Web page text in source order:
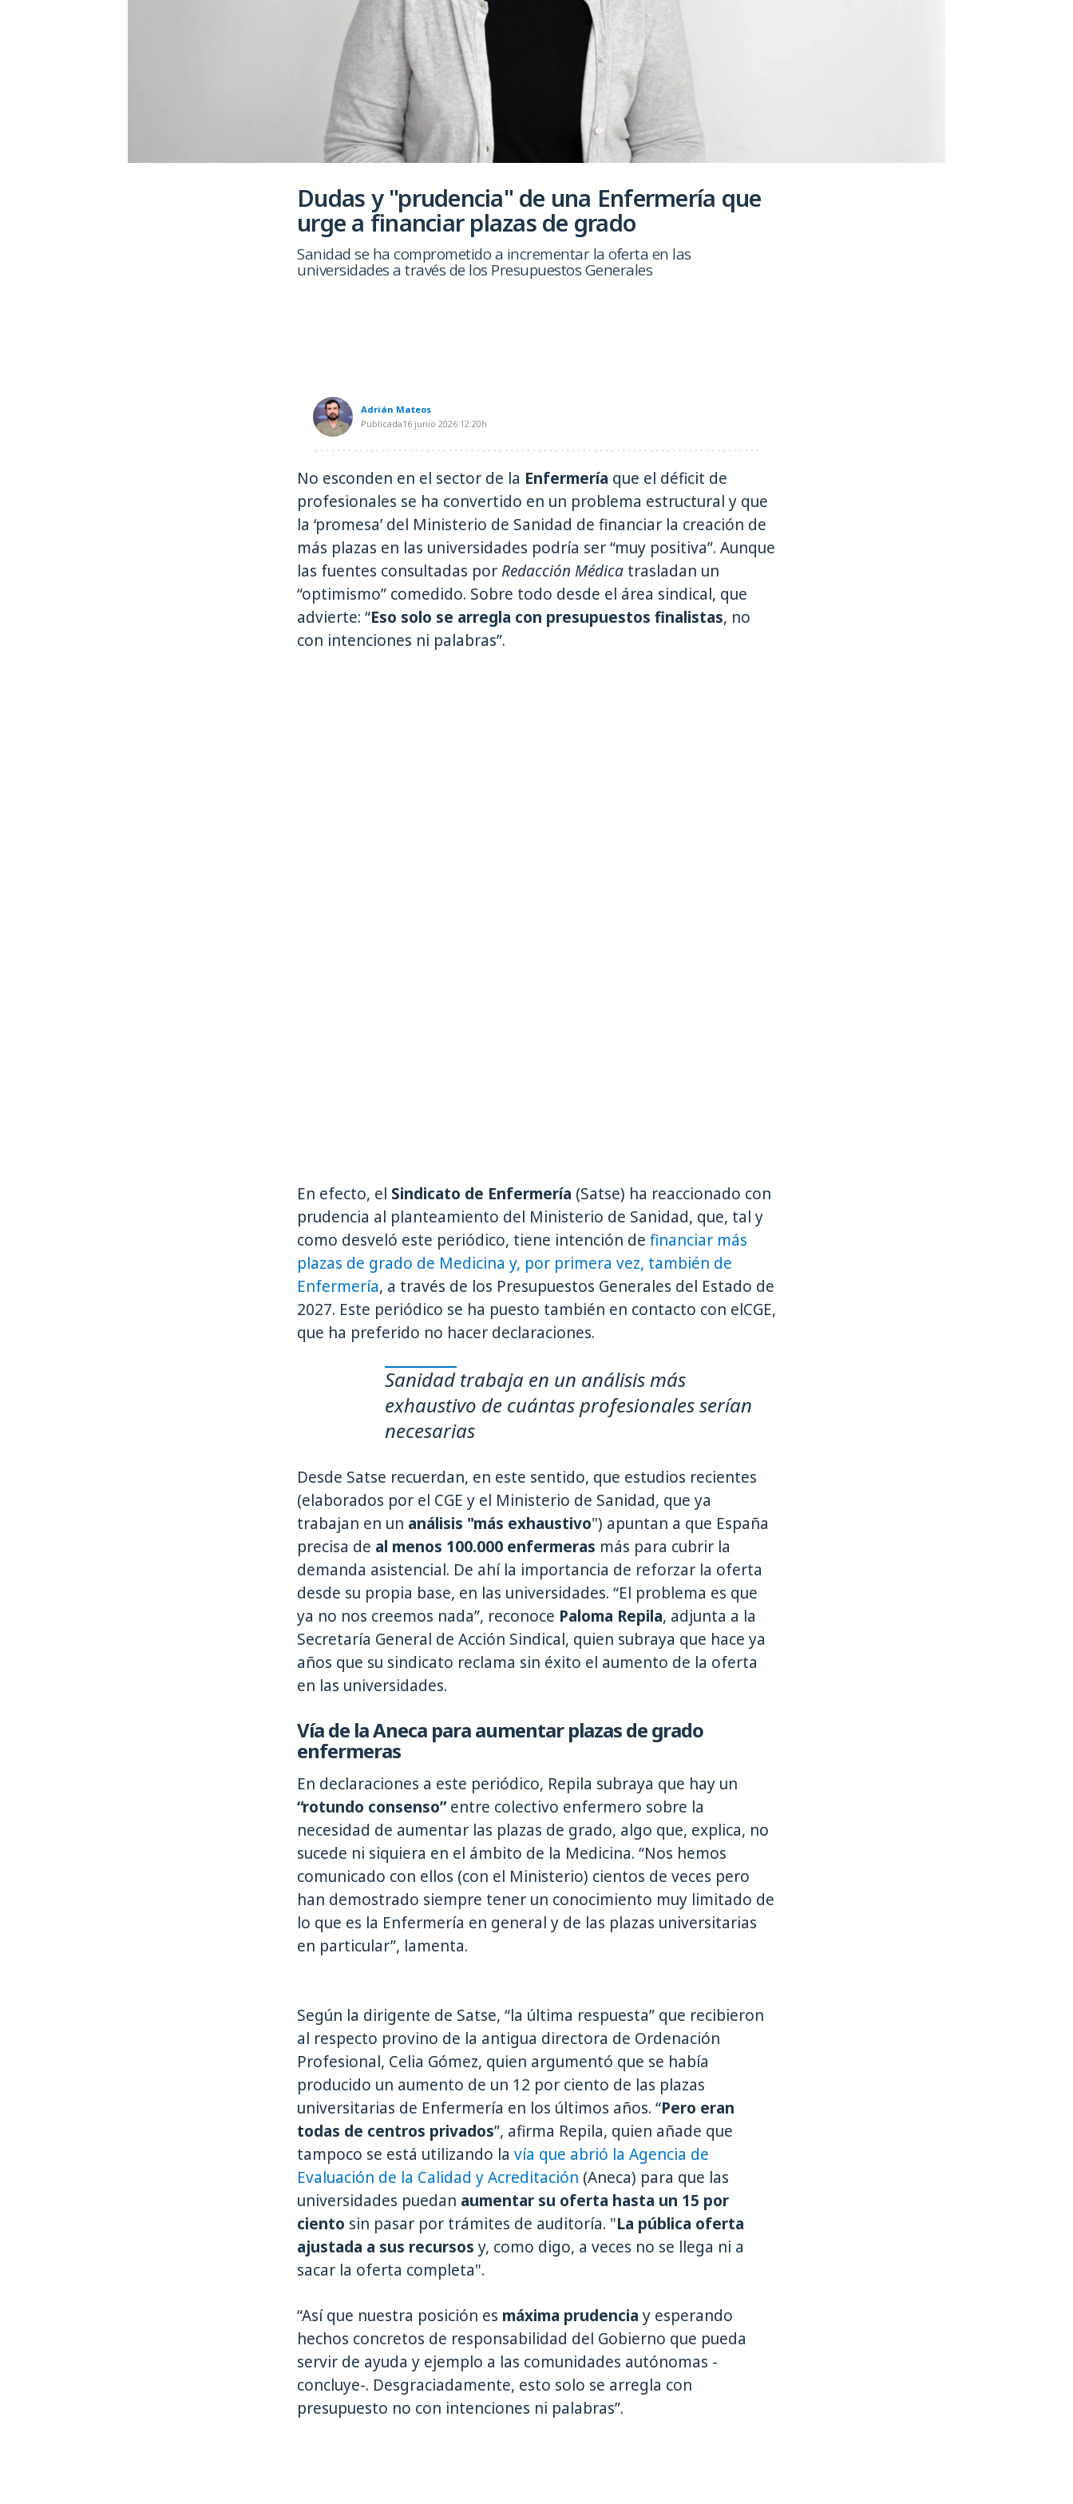
Dudas y "prudencia" de una Enfermería que
urge a financiar plazas de grado
Sanidad se ha comprometido a incrementar la oferta en las
universidades a través de los Presupuestos Generales
Adrián Mateos
Publicada16 junio 2026 12:20h
No esconden en el sector de la Enfermería que el déficit de
profesionales se ha convertido en un problema estructural y que
la ‘promesa’ del Ministerio de Sanidad de financiar la creación de
más plazas en las universidades podría ser “muy positiva”. Aunque
las fuentes consultadas porRedacción Médica trasladan un
“optimismo” comedido. Sobre todo desde el área sindical, que
advierte: “Eso solo se arregla con presupuestos finalistas, no
con intenciones ni palabras”.
En efecto, el Sindicato de Enfermería (Satse) ha reaccionado con
prudencia al planteamiento del Ministerio de Sanidad, que, tal y
como desveló este periódico, tiene intención de financiar más
plazas de grado de Medicina y, por primera vez, también de
Enfermería, a través de los Presupuestos Generales del Estado de
2027. Este periódico se ha puesto también en contacto con elCGE,
que ha preferido no hacer declaraciones.
Sanidad trabaja en un análisis más
exhaustivo de cuántas profesionales serían
necesarias
Desde Satse recuerdan, en este sentido, que estudios recientes
(elaborados por el CGE y el Ministerio de Sanidad, que ya
trabajan en un análisis "más exhaustivo") apuntan a que España
precisa de al menos 100.000 enfermeras más para cubrir la
demanda asistencial. De ahí la importancia de reforzar la oferta
desde su propia base, en las universidades. “El problema es que
ya no nos creemos nada”, reconoce Paloma Repila, adjunta a la
Secretaría General de Acción Sindical, quien subraya que hace ya
años que su sindicato reclama sin éxito el aumento de la oferta
en las universidades.
Vía de la Aneca para aumentar plazas de grado
enfermeras
En declaraciones a este periódico, Repila subraya que hay un
“rotundo consenso”entre colectivo enfermero sobre la
necesidad de aumentar las plazas de grado, algo que, explica, no
sucede ni siquiera en el ámbito de la Medicina. “Nos hemos
comunicado con ellos (con el Ministerio) cientos de veces pero
han demostrado siempre tener un conocimiento muy limitado de
lo que es la Enfermería en general y de las plazas universitarias
en particular”, lamenta.
Según la dirigente de Satse, “la última respuesta” que recibieron
al respecto provino de la antigua directora de Ordenación
Profesional, Celia Gómez, quien argumentó que se había
producido un aumento de un 12 por ciento de las plazas
universitarias de Enfermería en los últimos años. “Pero eran
todas de centros privados”, afirma Repila, quien añade que
tampoco se está utilizando la vía que abrió la Agencia de
Evaluación de la Calidad y Acreditación (Aneca) para que las
universidades puedan aumentar su oferta hasta un 15 por
ciento sin pasar por trámites de auditoría. "La pública oferta
ajustada a sus recursos y, como digo, a veces no se llega ni a
sacar la oferta completa".
“Así que nuestra posición es máxima prudencia y esperando
hechos concretos de responsabilidad del Gobierno que pueda
servir de ayuda y ejemplo a las comunidades autónomas -
concluye-. Desgraciadamente, esto solo se arregla con
presupuesto no con intenciones ni palabras”.